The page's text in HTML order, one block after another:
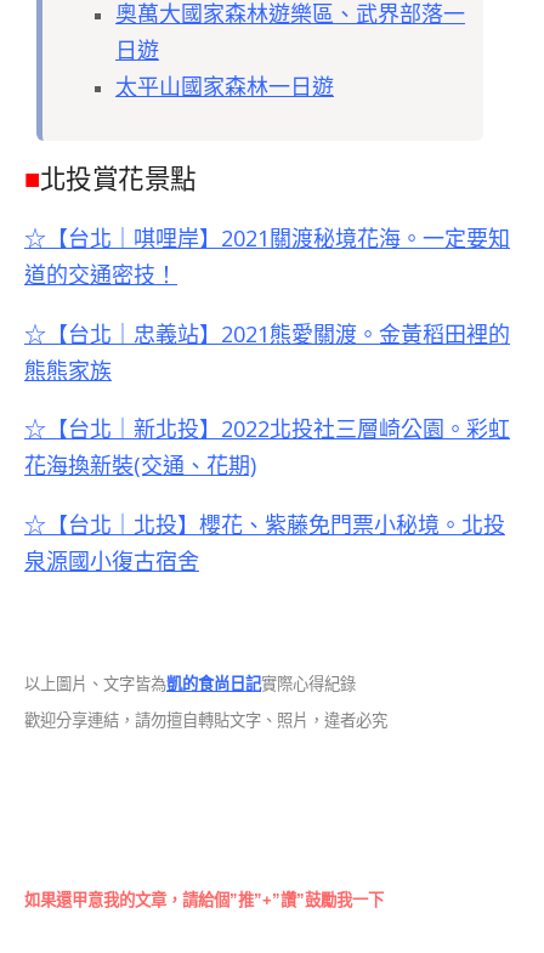
奧萬大國家森林遊樂區、武界部落一
日遊
太平山國家森林一日遊
■北投賞花景點
☆【台北｜唭哩岸】2021關渡秘境花海。 一定要知
道的交通密技！
☆【台北｜忠義站】2021熊愛關渡。金黃稻田裡的
熊熊家族
☆【台北｜新北投】2022北投社三層崎公園。彩虹
花海換新裝(交通、花期)
☆【台北｜北投】櫻花、紫藤免門票小秘境。北投
泉源國小復古宿舍
以上圖片、文字皆為凱的食尚日記實際心得紀錄
歡迎分享連結，請勿擅自轉貼文字、照片，違者必究
如果還甲意我的文章，請給個”推”+”讚”鼓勵我一下